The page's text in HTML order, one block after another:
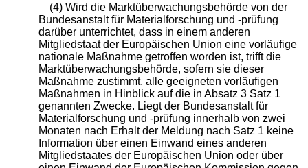
(4) Wird die Marktüberwachungsbehörde von der
Bundesanstalt für Materialforschung und -prüfung
darüber unterrichtet, dass in einem anderen
Mitgliedstaat der Europäischen Union eine vorläufige
nationale Maßnahme getroffen worden ist, trifft die
Marktüberwachungsbehörde, sofern sie dieser
Maßnahme zustimmt, alle geeigneten vorläufigen
Maßnahmen in Hinblick auf die in Absatz 3 Satz 1
genannten Zwecke. Liegt der Bundesanstalt für
Materialforschung und -prüfung innerhalb von zwei
Monaten nach Erhalt der Meldung nach Satz 1 keine
Information über einen Einwand eines anderen
Mitgliedstaates der Europäischen Union oder über